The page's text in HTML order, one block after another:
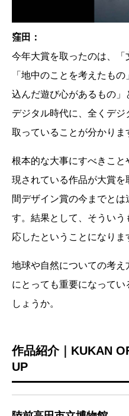
窪田：
今年大賞を取ったのは、「
「地中のことを考えたも
込んだ遊び心があるもの
デジタル時代に、全くデ
取っていることが分かりま
根本的な大事にすべきこ
現されている作品が大賞
間デザイン賞の今までと
す。結果として、そういう
応したということになりま
地球や自然についての考
にとっても重要になって
しょうか。
作品紹介｜KUKAN
UP